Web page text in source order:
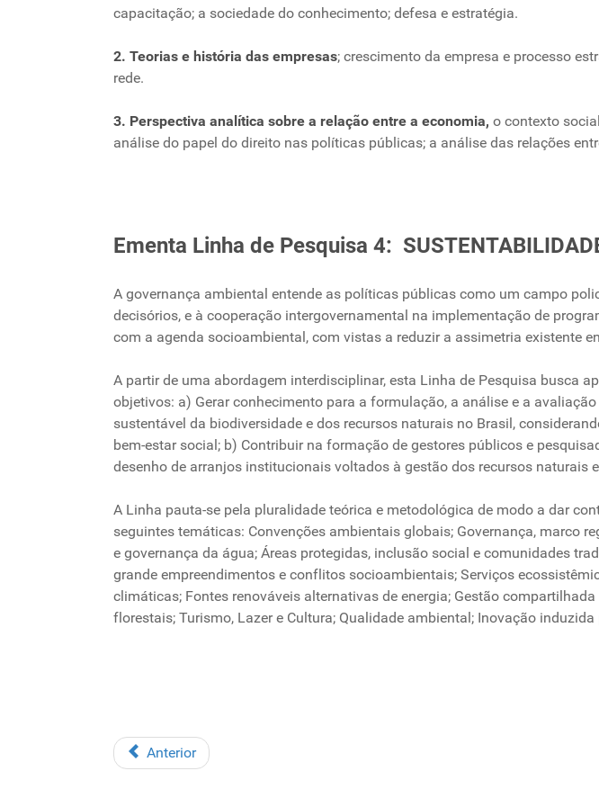
capacitação; a sociedade do conhecimento; defesa e estratégia.
2. Teorias e história das empresas; crescimento da empresa e processo
rede.
3. Perspectiva analítica sobre a relação entre a economia, o contexto
análise do papel do direito nas políticas públicas; a análise das relações
Ementa Linha de Pesquisa 4:
A governança ambiental entende as políticas públicas como um campo
decisórios, e à cooperação intergovernamental na implementação de
com a agenda socioambiental, com vistas a reduzir a assimetria existente
A partir de uma abordagem interdisciplinar, esta Linha de Pesquisa busca
objetivos: a) Gerar conhecimento para a formulação, a análise e a
sustentável da biodiversidade e dos recursos naturais no Brasil,
bem-estar social; b) Contribuir na formação de gestores públicos e
desenho de arranjos institucionais voltados à gestão dos recursos naturais
A Linha pauta-se pela pluralidade teórica e metodológica de modo a dar
seguintes temáticas: Convenções ambientais globais; Governança, marco
e governança da água; Áreas protegidas, inclusão social e comunidades
grande empreendimentos e conflitos socioambientais; Serviços
climáticas; Fontes renováveis alternativas de energia; Gestão
florestais; Turismo, Lazer e Cultura; Qualidade ambiental; Inovação
Anterior